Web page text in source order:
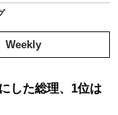
Weekly
した総理、1位は